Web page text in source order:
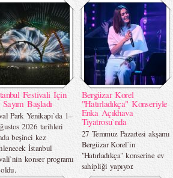
Festivali İçin
Başladı
Park Yenikapı`da 1–
2026 tarihleri
beşinci kez
İstanbul
konser programı
Bergüzar Korel
"Hatırladıkça" Konseriyle
Enka Açıkhava
Tiyatrosu`nda
27 Temmuz Pazartesi akşamı
Bergüzar Korel`in
"Hatırladıkça" konserine ev
sahipliği yapıyor.